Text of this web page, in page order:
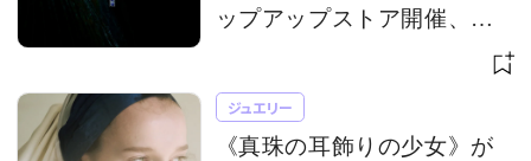
ップアップストア開催、限
ジュエリー
《真珠の耳飾りの少女》が